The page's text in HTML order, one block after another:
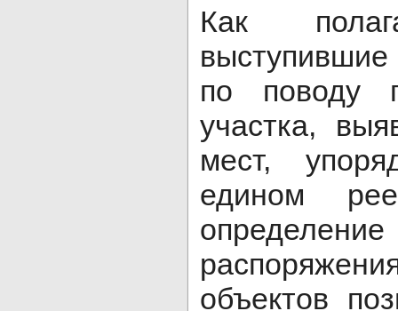
Как
выступившие
по поводу
участка,
мест,
едином
объектов